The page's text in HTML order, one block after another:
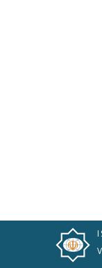
Disattiva
Immagini
Evidenzia